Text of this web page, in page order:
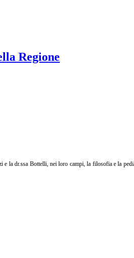
Regione
la dr.ssa Bottelli, nei loro campi, la filosofia e la